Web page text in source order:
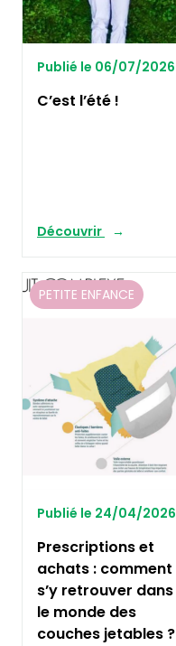
Publié le 06/07/2026
C’est l’été !
Découvrir
PETITE ENFANCE
Publié le 24/04/2026
Prescriptions et
achats : comment
s’y retrouver dans
le monde des
couches jetables ?